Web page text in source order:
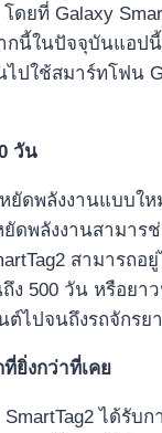
ยที่ Galaxy
กนี้ในปัจจุบันแ
ปใช้สมาร์ทโฟน
วัน
ยัดพลังงานแบ
ยัดพลังงานสาม
สามารถ
500 วัน หรือย
ไปจนถึงรถจักรย
ยิ่งกว่าที่เคย
ได้รั